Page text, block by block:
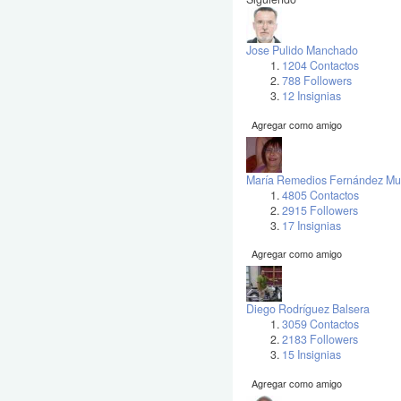
Jose Pulido Manchado
1204 Contactos
788 Followers
12 Insignias
Agregar como amigo
María Remedios Fernández
4805 Contactos
2915 Followers
17 Insignias
Agregar como amigo
Diego Rodríguez Balsera
3059 Contactos
2183 Followers
15 Insignias
Agregar como amigo